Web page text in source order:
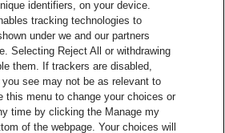
de website van Coca-Cola
Ga naar de website van
Ga naar
de website van Champagne
Ga naar de website
Ga naar de website van Het
Ga naar de
identifiers, on your device.
tracking technologies to
under we and our partners
Selecting Reject All or withdrawing
them. If trackers are disabled,
see may not be as relevant to
this menu to change your choices or
time by clicking the Manage my
of the webpage. Your choices will